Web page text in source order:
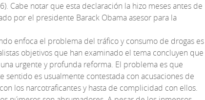
Cabe notar que esta declaración la hizo meses antes de
por el presidente Barack Obama asesor para la
enfoca el problema del tráfico y consumo de drogas es
objetivos que han examinado el tema concluyen que
urgente y profunda reforma. El problema es que
sentido es usualmente contestada con acusaciones de
los narcotraficantes y hasta de complicidad con ellos.